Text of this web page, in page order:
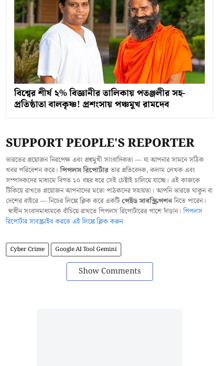
বিশ্বের শীর্ষ ২% বিজ্ঞানীর তালিকায় পতঞ্জলীর সহ-
প্রতিষ্ঠাতা বালকৃষ্ণ! প্রশংসায় পঞ্চমুখ রামদেব
SUPPORT PEOPLE'S REPORTER
ভারতের প্রয়োজন নিরপেক্ষ এবং প্রশ্নমুখী সাংবাদিকতা — যা আপনার সামনে সঠিক
খবর পরিবেশন করে।পিপলস রিপোর্টারতার প্রতিবেদক, কলাম লেখক এবং
সম্পাদকদের মাধ্যমে বিগত ১০ বছর ধরে সেই চেষ্টাই চালিয়ে যাচ্ছে। এই কাজকে
টিকিয়ে রাখতে প্রয়োজন আপনাদের মতো পাঠকদের সহায়তা। আপনি ভারতে থাকুন বা
দেশের বাইরে — নিচের লিঙ্কে ক্লিক করে একটিপেইড সাবস্ক্রিপশননিতে পারেন।
স্বাধীন সংবাদমাধ্যমকে বাঁচিয়ে রাখতে পিপলস রিপোর্টারের পাশে দাঁড়ান।পিপলস
রিপোর্টার সাবস্ক্রাইব করতে এই লিঙ্কে ক্লিক করুন
Cyber Crime Google AI Tool Gemini
Show Comments